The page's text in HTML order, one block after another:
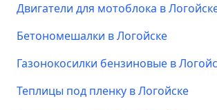
Двигатели для мотоблока в
Бетономешалки в Логойске
Газонокосилки бензиновые в
Теплицы под пленку в Логойске